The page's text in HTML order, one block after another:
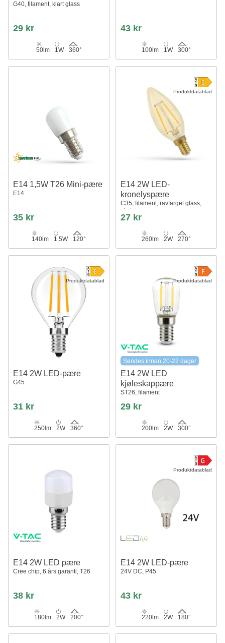
G40, filament, klart glass
29 kr
50lm 1W 360°
43 kr
100lm 1W 300°
E14 1,5W T26 Mini-pære
E14
35 kr
140lm 1.5W 120°
Produktdatablad
E14 2W LED-
kronelyspære
C35, filament, ravfarget glass,
ekstra varm
27 kr
260lm 2W 270°
Produktdatablad
E14 2W LED-pære
G45
31 kr
250lm 2W 360°
Produktdatablad
Sendes innen 20-22 dager
E14 2W LED
kjøleskappære
ST26, filament
29 kr
200lm 2W 300°
E14 2W LED pære
Cree chip, 6 års garanti, T26
38 kr
180lm 2W 200°
Produktdatablad
E14 2W LED-pære
24V DC, P45
43 kr
220lm 2W 180°